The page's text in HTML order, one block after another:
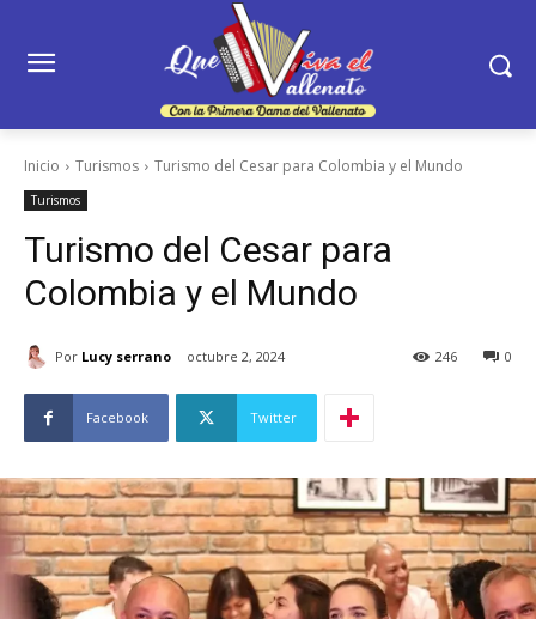
Inicio Turismos Turismo del Cesar para Colombia y el Mundo
Turismos
Turismo del Cesar para
Colombia y el Mundo
Por Lucy serrano octubre 2, 2024 0
246
Facebook Twitter